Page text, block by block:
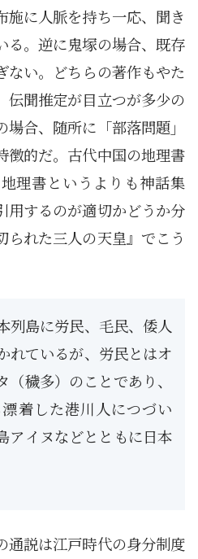
施に人脈を持ち一応、聞き
る。逆に鬼塚の場合、既存
ない。どちらの著作もやた
伝聞推定が目立つが多少の
合、随所に「部落問題」
徴的だ。古代中国の地理書
理書というよりも神話集
用するのが適切かどうか分
られた三人の天皇』でこう
列島に労民、毛民、倭人
れているが、労民とはオ
穢多）のことであり、
着した港川人につづい
アイヌなどとともに日本
通説は江戸時代の身分制度